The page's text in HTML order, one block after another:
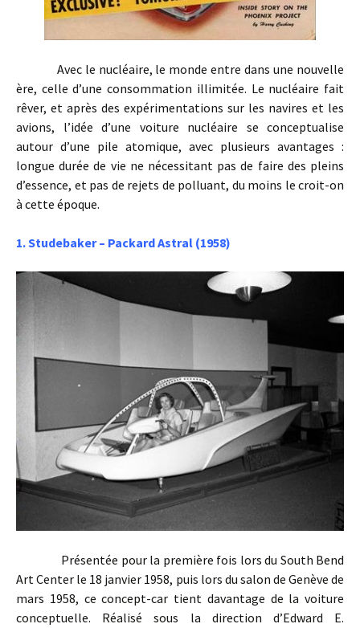
Avec le nucléaire, le monde entre dans une nouvelle
ère, celle d’une consommation illimitée. Le nucléaire fait
rêver, et après des expérimentations sur les navires et les
avions, l’idée d’une voiture nucléaire se conceptualise
autour d’une pile atomique, avec plusieurs avantages :
longue durée de vie ne nécessitant pas de faire des pleins
d’essence, et pas de rejets de polluant, du moins le croit-on
à cette époque.
1. Studebaker – Packard Astral (1958)
Présentée pour la première fois lors du South Bend
Art Center le 18 janvier 1958, puis lors du salon de Genève de
mars 1958, ce concept-car tient davantage de la voiture
conceptuelle. Réalisé sous la direction d’Edward E.